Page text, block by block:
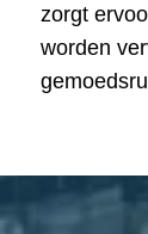
zorgt
worden